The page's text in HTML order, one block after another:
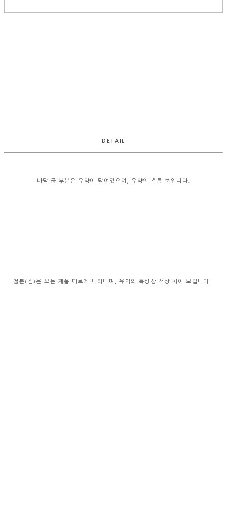
DETAIL
바닥 굽 부분은 유약이 닦여있으며, 유약의 흐름 보입니다.
철분(점)은 모든 제품 다르게 나타나며, 유약의 특성상 색상 차이 보입니다.